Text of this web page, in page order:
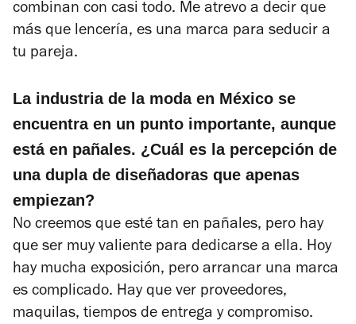
combinan con casi todo. Me atrevo a decir que
más que lencería, es una marca para seducir a
tu pareja.
La industria de la moda en México se
encuentra en un punto importante, aunque
está en pañales. ¿Cuál es la percepción de
una dupla de diseñadoras que apenas
empiezan?
No creemos que esté tan en pañales, pero hay
que ser muy valiente para dedicarse a ella. Hoy
hay mucha exposición, pero arrancar una marca
es complicado. Hay que ver proveedores,
maquilas, tiempos de entrega y compromiso.